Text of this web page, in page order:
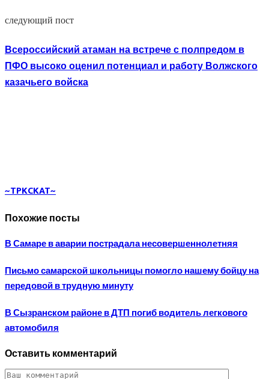
следующий пост
Всероссийский атаман на встрече с полпредом в
ПФО высоко оценил потенциал и работу Волжского
казачьего войска
~TPKCKAT~
Похожие посты
В Самаре в аварии пострадала несовершеннолетняя
Письмо самарской школьницы помогло нашему бойцу на
передовой в трудную минуту
В Сызранском районе в ДТП погиб водитель легкового
автомобиля
Оставить комментарий